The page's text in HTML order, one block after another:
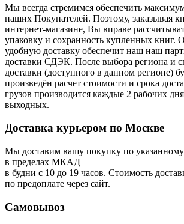
Мы всегда стремимся обеспечить
наших Покупателей. Поэтому, заказывая
интернет-магазине, Вы вправе
упаковку и сохранность купленных книг.
удобную доставку обеспечит наш наш
доставки СДЭК. После выбора региона и
доставки (доступного в данном регионе)
произведён расчет стоимости и срока
грузов производится каждые 2 рабочих дня
выходных.
Доставка курьером по Москве
Мы доставим вашу покупку по
в пределах МКАД
в будни с 10 до 19 часов. Стоимость
по предоплате через сайт.
Самовывоз